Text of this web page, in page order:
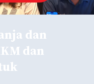
dan
dan